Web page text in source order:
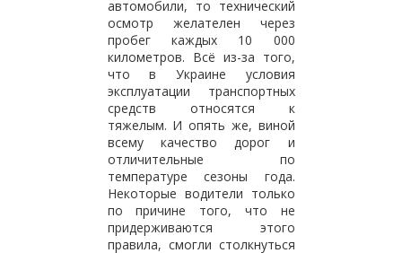
автомобили, то технический
осмотр желателен через
пробег каждых 10 000
километров. Всё из-за того,
что в Украине условия
эксплуатации транспортных
средств относятся к
тяжелым. И опять же, виной
всему качество дорог и
отличительные по
температуре сезоны года.
Некоторые водители только
по причине того, что не
придерживаются этого
правила, смогли столкнуться